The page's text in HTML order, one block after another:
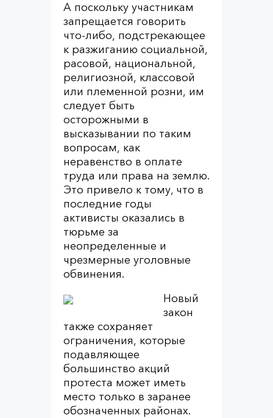
А поскольку участникам
запрещается говорить
что-либо, подстрекающее
к разжиганию социальной,
расовой, национальной,
религиозной, классовой
или племенной розни, им
следует быть
осторожными в
высказывании по таким
вопросам, как
неравенство в оплате
труда или права на землю.
Это привело к тому, что в
последние годы
активисты оказались в
тюрьме за
неопределенные и
чрезмерные уголовные
обвинения.
Новый
закон
также сохраняет
ограничения, которые
подавляющее
большинство акций
протеста может иметь
место только в заранее
обозначенных районах.